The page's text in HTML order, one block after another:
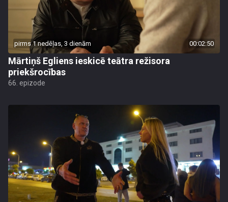
pirms 1 nedēļas, 3 dienām 00:02:50
Mārtiņš Egliens ieskicē teātra režisora
priekšrocības
66. epizode